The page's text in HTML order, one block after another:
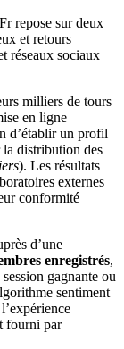
repose sur deux
et retours
réseaux sociaux
milliers de tours
en ligne
d’établir un profil
distribution des
). Les résultats
externes
conformité
d’une
enregistrés,
gagnante ou
sentiment
fourni par